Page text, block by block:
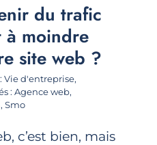
du trafic
à moindre
site web ?
Vie d'entreprise,
: Agence web,
, Smo
c’est bien, mais